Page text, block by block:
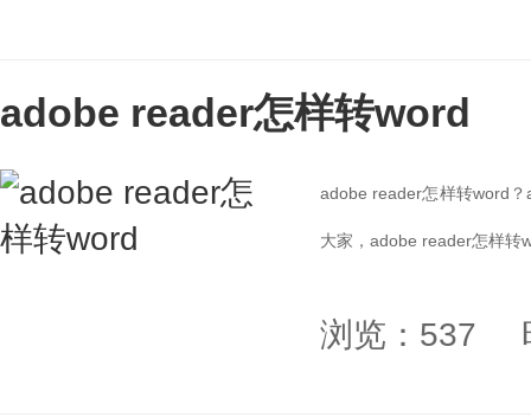
adobe reader怎样转word
adobe reader怎样转word
大家，adobe reader怎样转
浏览：537